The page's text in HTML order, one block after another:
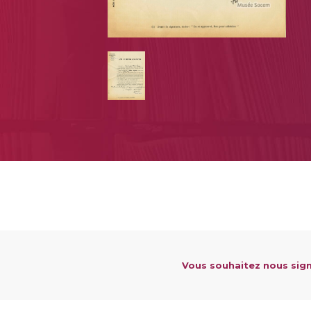
Vous souhaitez nous